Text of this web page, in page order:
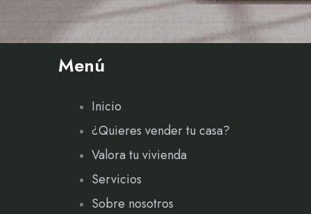
Menú
Inicio
¿Quieres vender tu casa?
Valora tu vivienda
Servicios
Sobre nosotros